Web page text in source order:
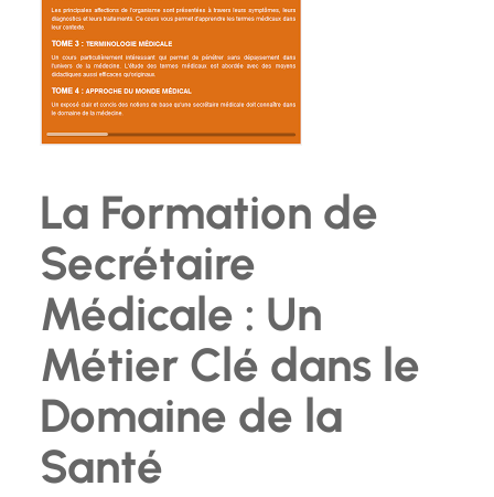
La Formation de
Secrétaire
Médicale : Un
Métier Clé dans le
Domaine de la
Santé